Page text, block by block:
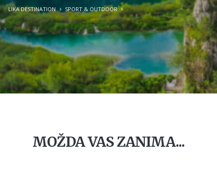
LIKA DESTINATION SPORT & OUTDOOR
MOŽDA VAS ZANIMA...